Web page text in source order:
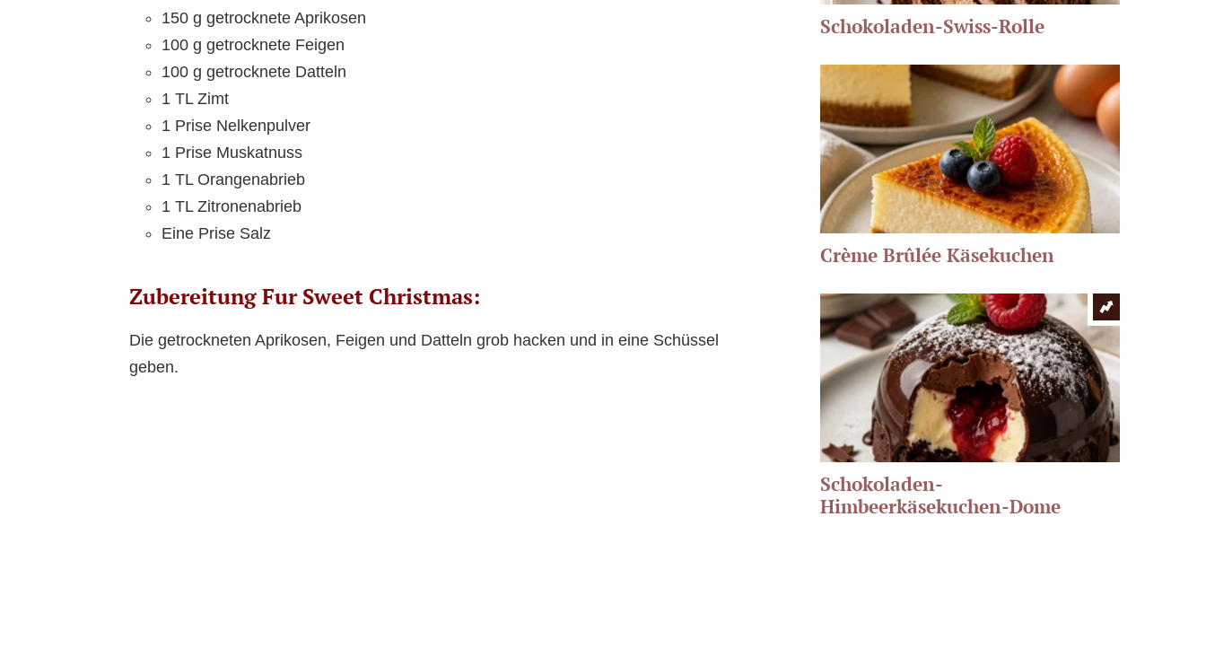
150 g getrocknete Aprikosen
100 g getrocknete Feigen
100 g getrocknete Datteln
1 TL Zimt
1 Prise Nelkenpulver
1 Prise Muskatnuss
1 TL Orangenabrieb
1 TL Zitronenabrieb
Eine Prise Salz
Zubereitung Fur Sweet Christmas:
Die getrockneten Aprikosen, Feigen und Datteln grob hacken und in eine Schüssel
geben.
Schokoladen-Swiss-Rolle
Crème Brûlée Käsekuchen
Schokoladen-
Himbeerkäsekuchen-Dome